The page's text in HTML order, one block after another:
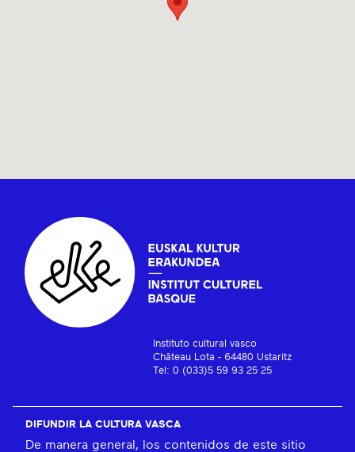
Instituto cultural vasco
Château Lota - 64480 Ustaritz
Tel: 0 (033)5 59 93 25 25
DIFUNDIR LA CULTURA VASCA
De manera general, los contenidos de este sitio